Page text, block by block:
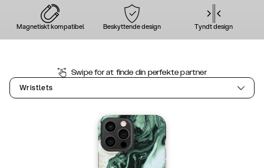
Magnetiskt kompatibel Beskyttende design Tyndt design
Swipe for at finde din perfekte partner
Wristlets